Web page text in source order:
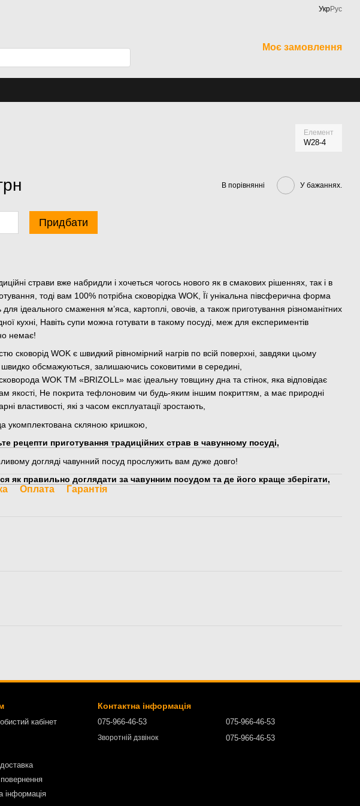
УкрРус
Моє замовлення
Елемент
W28-4
В порівнянні У бажаннях.
Придбати
страви вже набридли і хочеться чогось нового як в смакових рішеннях, так і в
тоді вам 100% потрібна сковорідка WOK, Її унікальна півсферична форма
для ідеального смаження м’яса, картоплі, овочів, а також приготування різноманітних
кухні, Навіть супи можна готувати в такому посуді, меж для експериментів
немає!
сковорід WOK є швидкий рівномірний нагрів по всій поверхні, завдяки цьому
швидко обсмажуються, залишаючись соковитими в середині,
WOK ТМ «BRIZOLL» має ідеальну товщину дна та стінок, яка відповідає
якості, Не покрита тефлоновим чи будь-яким іншим покриттям, а має природні
властивості, які з часом експлуатації зростають,
укомплектована скляною кришкою,
рецепти приготування традиційних страв в чавунному посуді,
догляді чавунний посуд прослужить вам дуже довго!
як правильно доглядати за чавунним посудом та де його краще зберігати,
Оплата Гарантія
кабінет
інформація
Контактна інформація
075-966-46-53
Зворотній дзвінок
075-966-46-53
075-966-46-53